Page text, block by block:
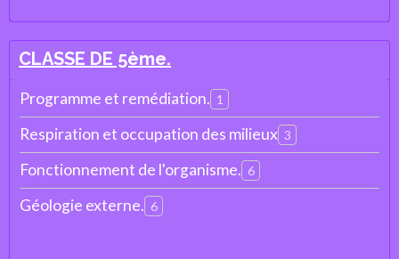
CLASSE DE 5ème.
Programme et remédiation. 1
Respiration et occupation des milieux 3
Fonctionnement de l'organisme. 6
Géologie externe. 6